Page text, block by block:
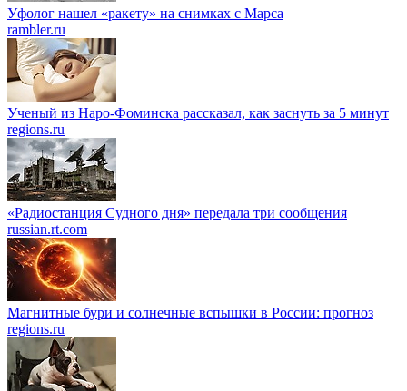
Уфолог нашел «ракету» на снимках с Марса
rambler.ru
Ученый из Наро-Фоминска рассказал, как заснуть за 5 минут
regions.ru
«Радиостанция Судного дня» передала три сообщения
russian.rt.com
Магнитные бури и солнечные вспышки в России: прогноз
regions.ru